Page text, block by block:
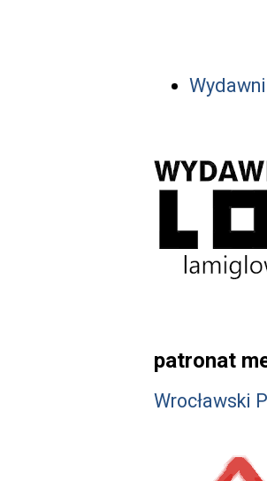
patronat
Wrocławski